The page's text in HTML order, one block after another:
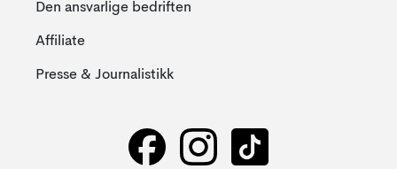
Den ansvarlige bedriften
Affiliate
Presse & Journalistikk